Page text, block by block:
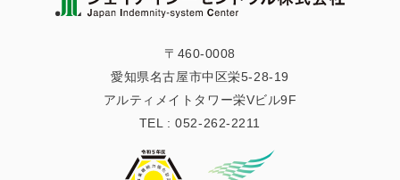
〒460-0008
愛知県名古屋市中区栄5-28-19
アルティメイトタワー栄Vビル9F
TEL :052-262-2211